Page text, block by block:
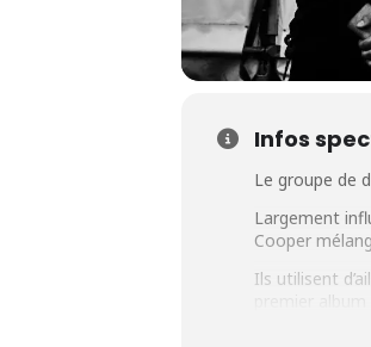
Infos
Le groupe de
Largement
Cooper
Ils utilisent